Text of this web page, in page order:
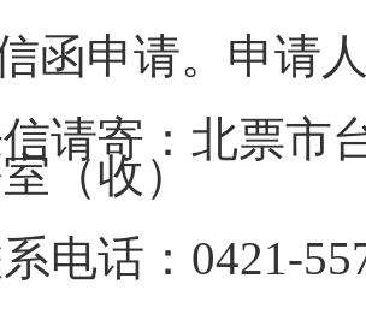
函申请。申请
请寄：北票市
（收）
电话：0421-